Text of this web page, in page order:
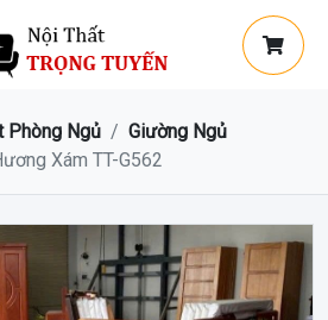
Phòng Ngủ
Giường Ngủ
Xám TT-G562